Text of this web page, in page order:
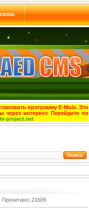
программу E-Mule. Это
через интернет. Перейдите по
project.net
Прочитано: 21609